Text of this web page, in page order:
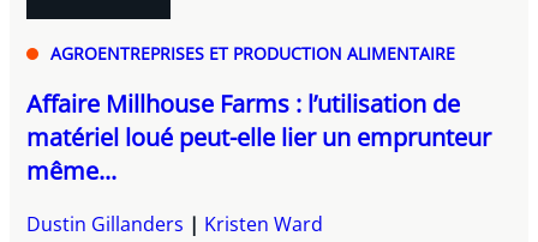
AGROENTREPRISES ET PRODUCTION ALIMENTAIRE
Affaire Millhouse Farms : l’utilisation de
matériel loué peut-elle lier un emprunteur
même...
Dustin Gillanders Kristen Ward